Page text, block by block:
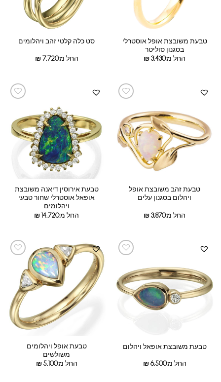
טבעת משובצת אופל אוסטרלי
בסגנון סוליטר
החל מ:
₪3,430
סט כלה קלטי זהב ויהלומים
החל מ: ₪7,720
טבעת זהב משובצת אופל
ויהלום בסגנון עלים
החל מ: ₪3,870
טבעת אירוסין דיאנה משובצת
אופאל אוסטרלי שחור טבעי
ויהלומים
החל מ:
₪14,720
טבעת משובצת אופאל ויהלום
החל מ: ₪6,500
טבעת אופל ויהלומים
משולשים
החל מ:
₪5,100